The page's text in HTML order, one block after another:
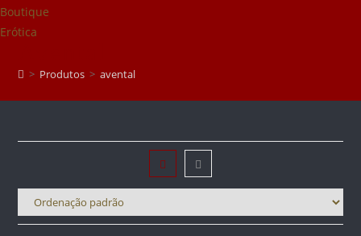
> Produtos > avental